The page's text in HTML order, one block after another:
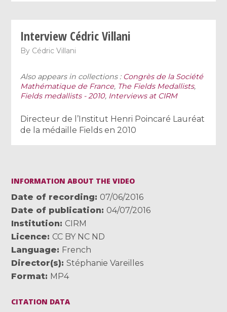
Interview Cédric Villani
By Cédric Villani
Also appears in collections : Congrès de la Société
Mathématique de France, The Fields Medallists,
Fields medallists - 2010, Interviews at CIRM
Directeur de l’Institut Henri Poincaré Lauréat
de la médaille Fields en 2010
INFORMATION ABOUT THE VIDEO
Date of recording
07/06/2016
Date of publication
04/07/2016
Institution
CIRM
Licence
CC BY NC ND
Language
French
Director(s)
Stéphanie Vareilles
Format MP4
CITATION DATA